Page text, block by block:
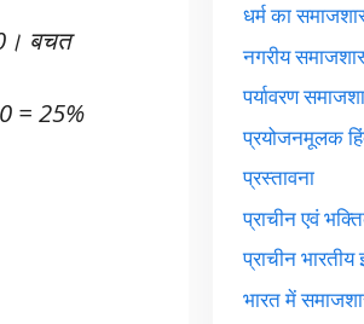
बचत
= 25%
धर्म का
नगरीय
पर्यावरण
प्रयोजनमूलक
प्रस्तावना
प्राचीन एवं
प्राचीन
भारत में